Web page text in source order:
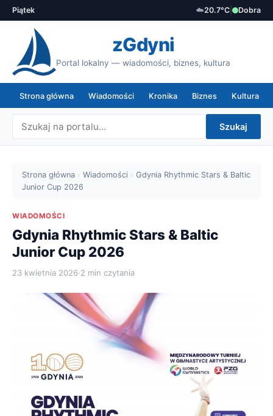
Piątek ☁️20.7°C Dobra
zGdyni
Portal lokalny — wiadomości, biznes, kultura
Strona główna Wiadomości Kronika Biznes Kultura
Szukaj
Strona główna › Wiadomości › Gdynia Rhythmic Stars & Baltic
Junior Cup 2026
WIADOMOŚCI
Gdynia Rhythmic Stars & Baltic
Junior Cup 2026
23 kwietnia 2026·2 min czytania